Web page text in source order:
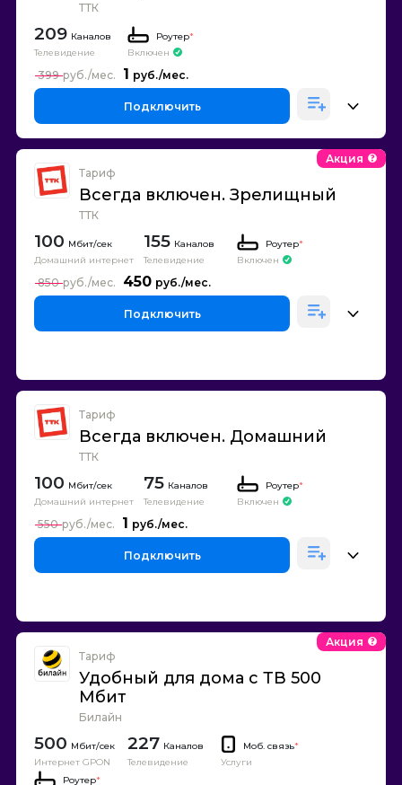
ТТК
209 Каналов
Телевидение
Роутер*
Включен
1
399
Подключить
Тариф
Всегда включен. Зрелищный
ТТК
Акция
100
Домашний интернет
155 Каналов
Телевидение
Роутер*
Включен
450
850
Подключить
Тариф
Всегда включен. Домашний
ТТК
100
Домашний интернет
75 Каналов
Телевидение
Роутер*
Включен
1
550
Подключить
Тариф
Удобный для дома с ТВ 500
Мбит
Билайн
Акция
500
Интернет GPON
227 Каналов
Телевидение
Моб. связь*
Услуги
Роутер*